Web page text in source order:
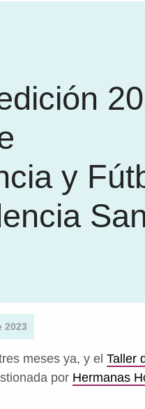
y
San
2023
meses ya, y el Taller
por Hermanas